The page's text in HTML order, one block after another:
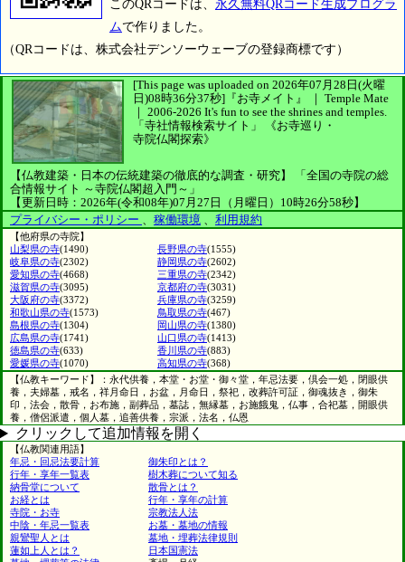
このQRコードは、 永久無料QRコード生成プログラ
ムで作りました。
（QRコードは、株式会社デンソーウェーブの登録商標です）
[This page was uploaded on 2026年07月28日(火曜
日)08時36分37秒] 『お寺メイト』 ｜ Temple Mate
｜ 2006-2026 It's fun to see the shrines and temples.
「寺社情報検索サイト」
《お寺巡り・
寺院仏閣探索》
【仏教建築・日本の伝統建築の徹底的な調査・研究】
「全国の寺院の総
合情報サイト ～寺院仏閣超入門～」
【更新日時：2026年(令和08年)07月27日（月曜日）10時26分58秒】
プライバシー・ポリシー 、 稼働環境 、 利用規約
【他府県の寺院】
山梨県の寺(1490) 長野県の寺(1555)
岐阜県の寺(2302) 静岡県の寺(2602)
愛知県の寺(4668) 三重県の寺(2342)
滋賀県の寺(3095) 京都府の寺(3031)
大阪府の寺(3372) 兵庫県の寺(3259)
和歌山県の寺(1573) 鳥取県の寺(467)
島根県の寺(1304) 岡山県の寺(1380)
広島県の寺(1741) 山口県の寺(1413)
徳島県の寺(633) 香川県の寺(883)
愛媛県の寺(1070) 高知県の寺(368)
【仏教キーワード】：永代供養，本堂・お堂・御々堂，年忌法要，倶会一処，閉眼供
養，夫婦墓，戒名，祥月命日，お盆，月命日，祭祀，改葬許可証，御魂抜き，御朱
印，法会，散骨，お布施，副葬品，墓誌，無縁墓，お施餓鬼，仏事，合祀墓，開眼供
養，僧侶派遣，個人墓，追善供養，宗派，法名，仏恩
クリックして追加情報を開く
【仏教関連用語】
年忌・回忌法要計算
御朱印とは？
行年・享年一覧表
樹木葬について知る
納骨堂について
散骨とは？
お経とは
行年・享年の計算
寺院・お寺
宗教法人法
中陰・年忌一覧表
お墓・墓地の情報
親鸞聖人とは
墓地・埋葬法律規則
蓮如上人とは？
日本国憲法